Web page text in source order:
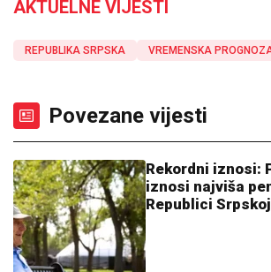
AKTUELNE VIJESTI
REPUBLIKA SRPSKA VREMENSKA
Povezane vijesti
Rekordni iznosi:
iznosi najviša
Republici Srpskoj